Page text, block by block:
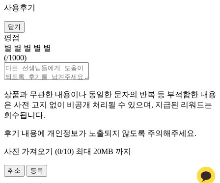
사용후기
닫기
평점
별 별 별 별 별
(/1000)
상품과 무관한 내용이나 동일한 문자의 반복 등 부적합한 내용
은 사전 고지 없이 비공개 처리될 수 있으며, 지급된 리워드는
회수됩니다.
후기 내용에 개인정보가 노출되지 않도록 주의해주세요.
사진 가져오기 (0/10) 최대 20MB 까지
취소 등록